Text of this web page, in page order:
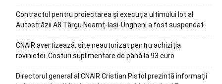
Contractul pentru proiectarea și execuția ultimului lot al
Autostrăzii A8 Târgu Neamț-Iași-Ungheni a fost suspendat
CNAIR avertizează: site neautorizat pentru achiziția
rovinietei. Costuri suplimentare de până la 93 euro
Directorul general al CNAIR Cristian Pistol prezintă informații